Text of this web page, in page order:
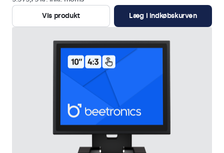
Vis produkt
Læg i indkøbskurven